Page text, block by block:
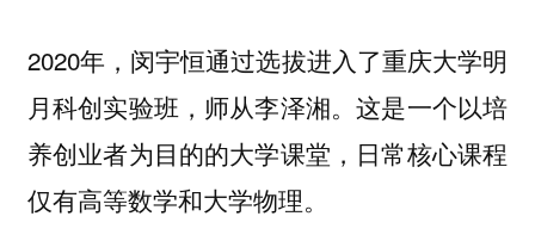
2020年，闵宇恒通过选拔进入了重庆大学明
月科创实验班，师从李泽湘。这是一个以培
养创业者为目的的大学课堂，日常核心课程
仅有高等数学和大学物理。